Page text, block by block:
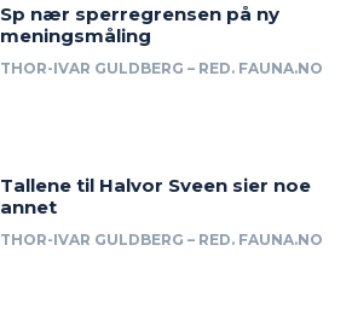
Sp nær sperregrensen på ny
meningsmåling
THOR-IVAR GULDBERG – RED. FAUNA.NO
Tallene til Halvor Sveen sier noe
annet
THOR-IVAR GULDBERG – RED. FAUNA.NO